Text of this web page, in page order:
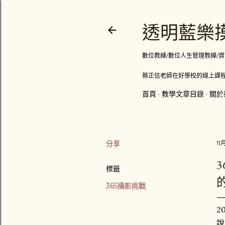
透明藍樂
數位教練/數位人生管理教練/
蔡正信老師在好學校的線上課
首頁 教學文章目錄 關
分享
標籤
365攝影挑戰
11